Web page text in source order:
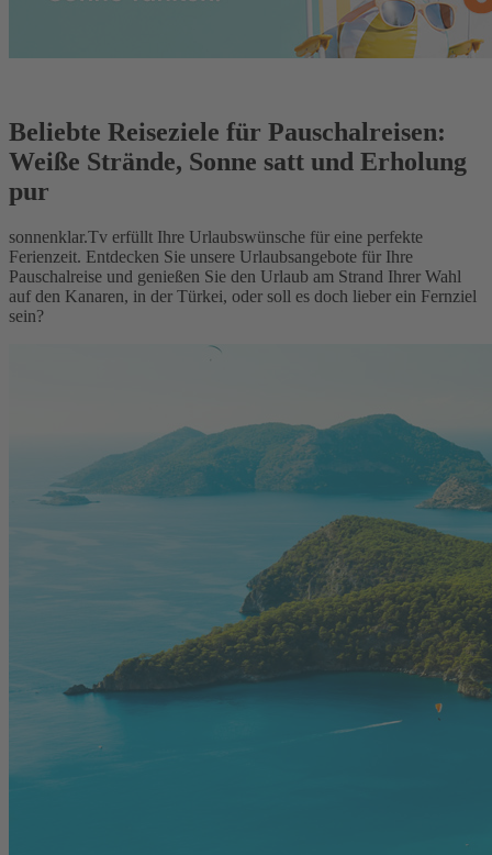
Beliebte Reiseziele für Pauschalreisen:
Weiße Strände, Sonne satt und Erholung
pur
sonnenklar.Tv erfüllt Ihre Urlaubswünsche für eine perfekte
Ferienzeit. Entdecken Sie unsere Urlaubsangebote für Ihre
Pauschalreise und genießen Sie den Urlaub am Strand Ihrer Wahl
auf den Kanaren, in der Türkei, oder soll es doch lieber ein Fernziel
sein?